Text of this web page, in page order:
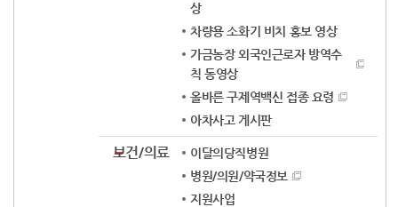
상
차량용 소화기 비치 홍보 영상
가금농장 외국인근로자 방역수
칙 동영상
올바른 구제역백신 접종 요령
아차사고 게시판
보건/의료
이달의당직병원
병원/의원/약국정보
지원사업